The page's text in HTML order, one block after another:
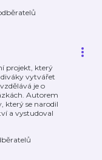
projekt, který
vytvářet
je o
Autorem
který se narodil
a vystudoval